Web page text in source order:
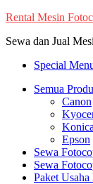
Skip
content
Rental Mesin
Sewa dan Jual
Special
Semua
Canon
Epson
Sewa
Sewa
Paket